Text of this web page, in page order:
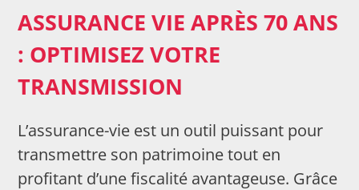
ASSURANCE VIE APRÈS 70 ANS
: OPTIMISEZ VOTRE
TRANSMISSION
L’assurance-vie est un outil puissant pour
transmettre son patrimoine tout en
profitant d’une fiscalité avantageuse. Grâce